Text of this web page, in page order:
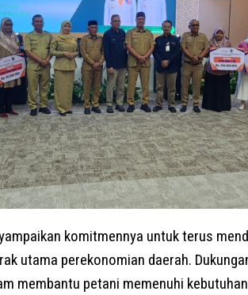
komitmennya untuk terus
utama perekonomian daerah.
membantu petani memenuhi